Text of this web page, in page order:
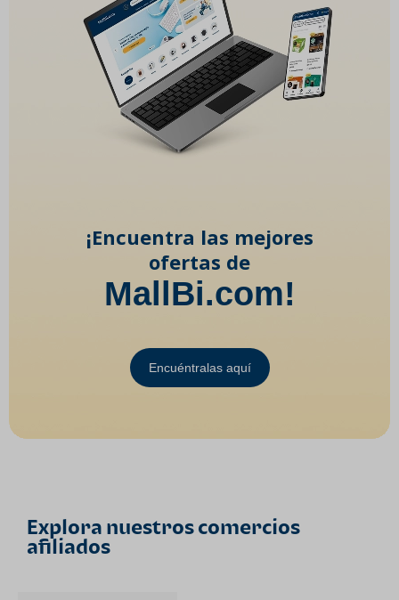
¡Encuentra las mejores
ofertas de
MallBi.com!
Encuéntralas aquí
Explora nuestros comercios
afiliados